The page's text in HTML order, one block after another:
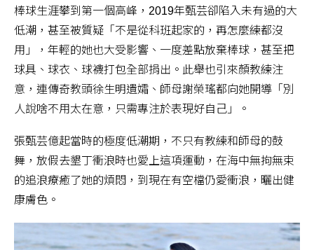
棒球生涯攀到第一個高峰，2019年甄芸卻陷入未有過的大
低潮，甚至被質疑「不是從科班起家的，再怎麼練都沒
用」，年輕的她也大受影響、一度差點放棄棒球，甚至把
球具、球衣、球襪打包全部捐出。此舉也引來顏教練注
意，連傳奇教頭徐生明遺孀、師母謝榮瑤都向她開導「別
人說啥不用太在意，只需專注於表現好自己」。
張甄芸億起當時的極度低潮期，不只有教練和師母的鼓
舞，放假去墾丁衝浪時也愛上這項運動，在海中無拘無束
的追浪療癒了她的煩悶，到現在有空檔仍愛衝浪，曬出健
康膚色。